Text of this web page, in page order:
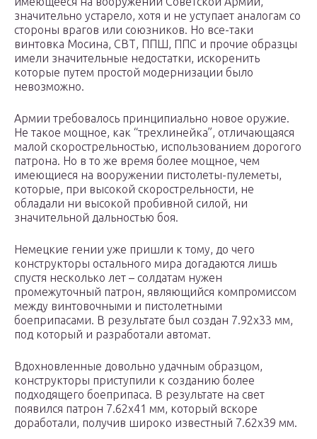
значительно устарело, хотя и не уступает аналогам со
стороны врагов или союзников. Но все-таки
винтовка Мосина, СВТ, ППШ, ППС и прочие образцы
имели значительные недостатки, искоренить
которые путем простой модернизации было
невозможно.
Армии требовалось принципиально новое оружие.
Не такое мощное, как “трехлинейка”, отличающаяся
малой скорострельностью, использованием дорогого
патрона. Но в то же время более мощное, чем
имеющиеся на вооружении пистолеты-пулеметы,
которые, при высокой скорострельности, не
обладали ни высокой пробивной силой, ни
значительной дальностью боя.
Немецкие гении уже пришли к тому, до чего
конструкторы остального мира догадаются лишь
спустя несколько лет – солдатам нужен
промежуточный патрон, являющийся компромиссом
между винтовочными и пистолетными
боеприпасами. В результате был создан 7.92х33 мм,
под который и разработали автомат.
Вдохновленные довольно удачным образцом,
конструкторы приступили к созданию более
подходящего боеприпаса. В результате на свет
появился патрон 7.62х41 мм, который вскоре
доработали, получив широко известный 7.62х39 мм.